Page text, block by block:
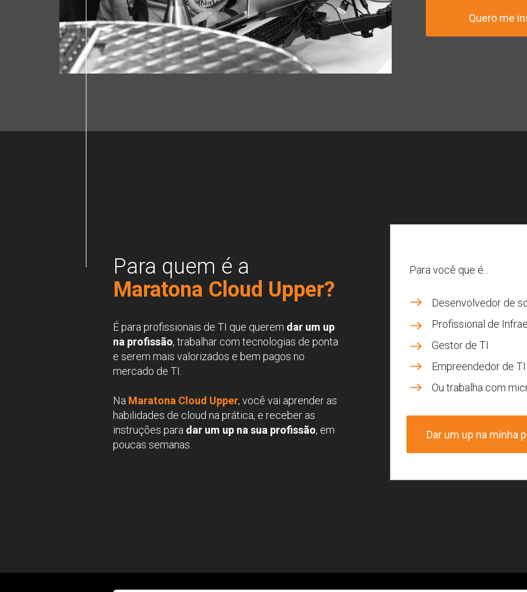
Quero me
Para quem é a
Maratona Cloud Upper?
É para profissionais de TI que querem dar um up
na profissão, trabalhar com tecnologias de ponta
e serem mais valorizados e bem pagos no
mercado de TI.
Na Maratona Cloud Upper, você vai aprender as
habilidades de cloud na prática, e receber as
instruções para dar um up na sua profissão, em
poucas semanas.
Desenvolvedor de
Profissional de
Gestor de TI
Empreendedor de TI
Ou trabalha com
Para você que é...
Dar um up na minha